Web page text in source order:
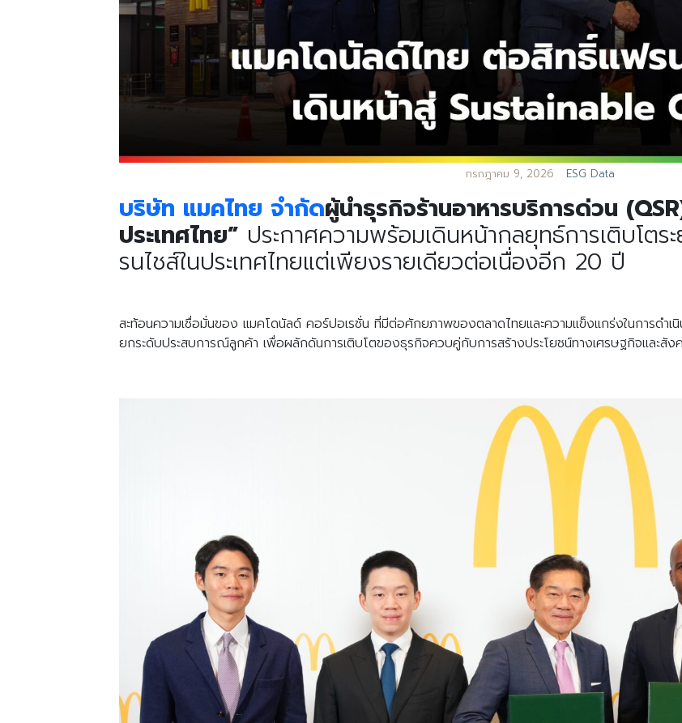
กรกฎาคม 9, 2026 ESG Data
บริษัท แมคไทย จำกัดผู้นำธุรกิจร้านอาหารบริการด่วน
ประเทศไทย” ประกาศความพร้อมเดินหน้ากลยุทธ์การเติบโต
รนไชส์ในประเทศไทยแต่เพียงรายเดียวต่อเนื่องอีก 20 ปี
สะท้อนความเชื่อมั่นของ แมคโดนัลด์ คอร์ปอเรชั่น ที่มีต่อศักยภาพของตลาดไทยและความแข็งแกร่งในการดำ
ยกระดับประสบการณ์ลูกค้า เพื่อผลักดันการเติบโตของธุรกิจควบคู่กับการสร้างประโยชน์ทางเศรษฐกิจและสั